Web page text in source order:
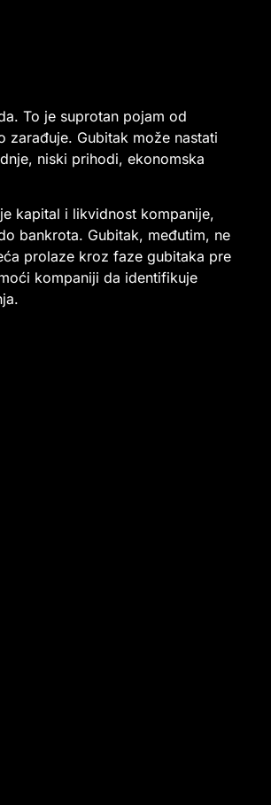
To je suprotan pojam od
Gubitak može nastati
niski prihodi, ekonomska
kapital i likvidnost kompanije,
bankrota. Gubitak, međutim, ne
prolaze kroz faze gubitaka pre
kompaniji da identifikuje